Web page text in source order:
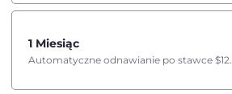
1 Miesiąc
Automatyczne odnawianie po stawce